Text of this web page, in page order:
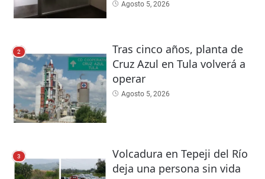
Agosto 5, 2026
2
Tras cinco años, planta de
Cruz Azul en Tula volverá a
operar
Agosto 5, 2026
3
Volcadura en Tepeji del Río
deja una persona sin vida